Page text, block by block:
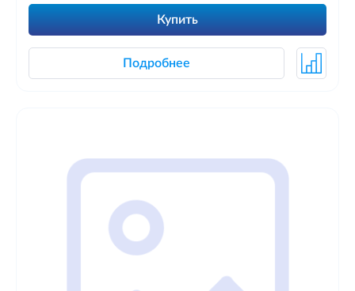
Купить
Подробнее